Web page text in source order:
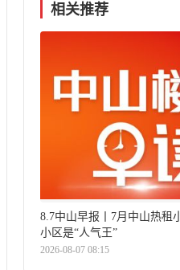
相关推荐
8.7中山早报丨7月中山热租
小区是“人气王”
2026-08-07 08:15